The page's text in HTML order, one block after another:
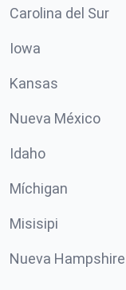
Carolina del Sur
Iowa
Kansas
Nueva México
Idaho
Míchigan
Misisipi
Nueva Hampshire